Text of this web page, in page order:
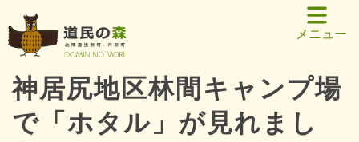
メニュー
神居尻地区林間キャンプ場
で「ホタル」が見れまし